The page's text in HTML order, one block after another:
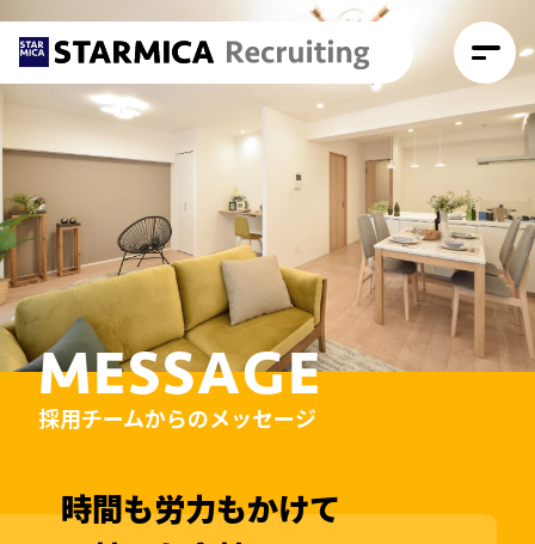
MESSAGE
採用チームからのメッセージ
時間も労力もかけて